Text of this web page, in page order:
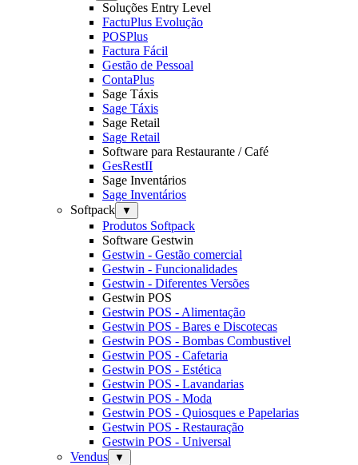
Soluções Entry Level
FactuPlus Evolução
POSPlus
Factura Fácil
Gestão de Pessoal
ContaPlus
Sage Táxis
Sage Táxis
Sage Retail
Sage Retail
Software para Restaurante / Café
GesRestII
Sage Inventários
Sage Inventários
Softpack
▼
Produtos Softpack
Software Gestwin
Gestwin - Gestão comercial
Gestwin - Funcionalidades
Gestwin - Diferentes Versões
Gestwin POS
Gestwin POS - Alimentação
Gestwin POS - Bares e Discotecas
Gestwin POS - Bombas Combustivel
Gestwin POS - Cafetaria
Gestwin POS - Estética
Gestwin POS - Lavandarias
Gestwin POS - Moda
Gestwin POS - Quiosques e Papelarias
Gestwin POS - Restauração
Gestwin POS - Universal
Vendus
▼